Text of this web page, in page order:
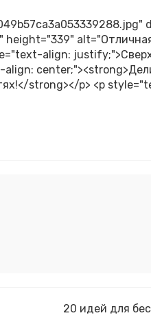
align:
strong></p> <p
20 идей для